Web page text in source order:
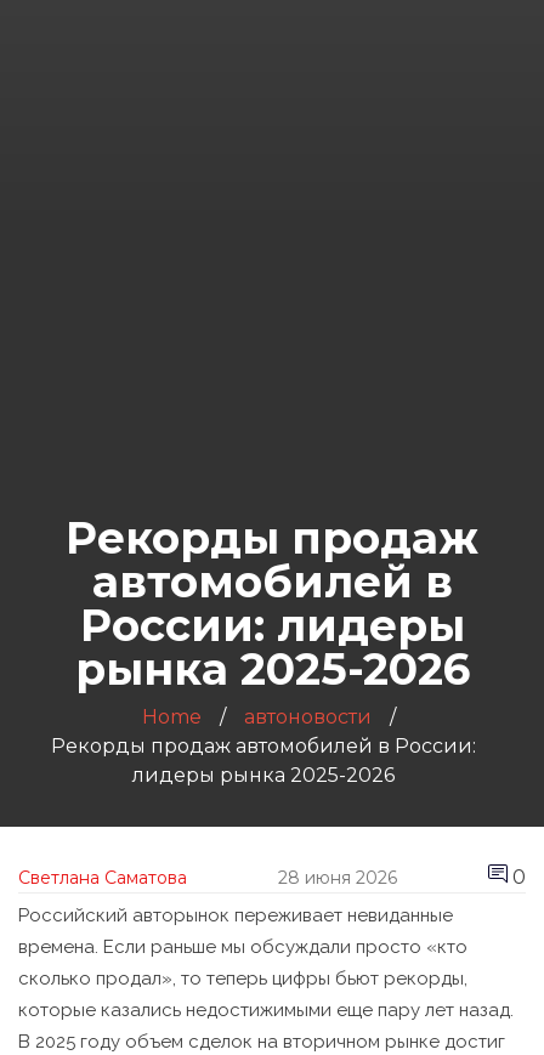
Рекорды продаж
автомобилей в
России: лидеры
рынка 2025-2026
Home
автоновости
Рекорды продаж автомобилей в России:
лидеры рынка 2025-2026
Светлана Саматова 28 июня 2026 0
Российский авторынок переживает невиданные
времена. Если раньше мы обсуждали просто «кто
сколько продал», то теперь цифры бьют рекорды,
которые казались недостижимыми еще пару лет назад.
В 2025 году объем сделок на вторичном рынке достиг